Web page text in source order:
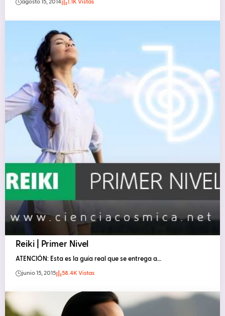
agosto 15, 2014 1.1K Vistas
Reiki | Primer Nivel
ATENCIÓN: Esta es la guía real que se entrega a…
junio 15, 2015 58.4K Vistas